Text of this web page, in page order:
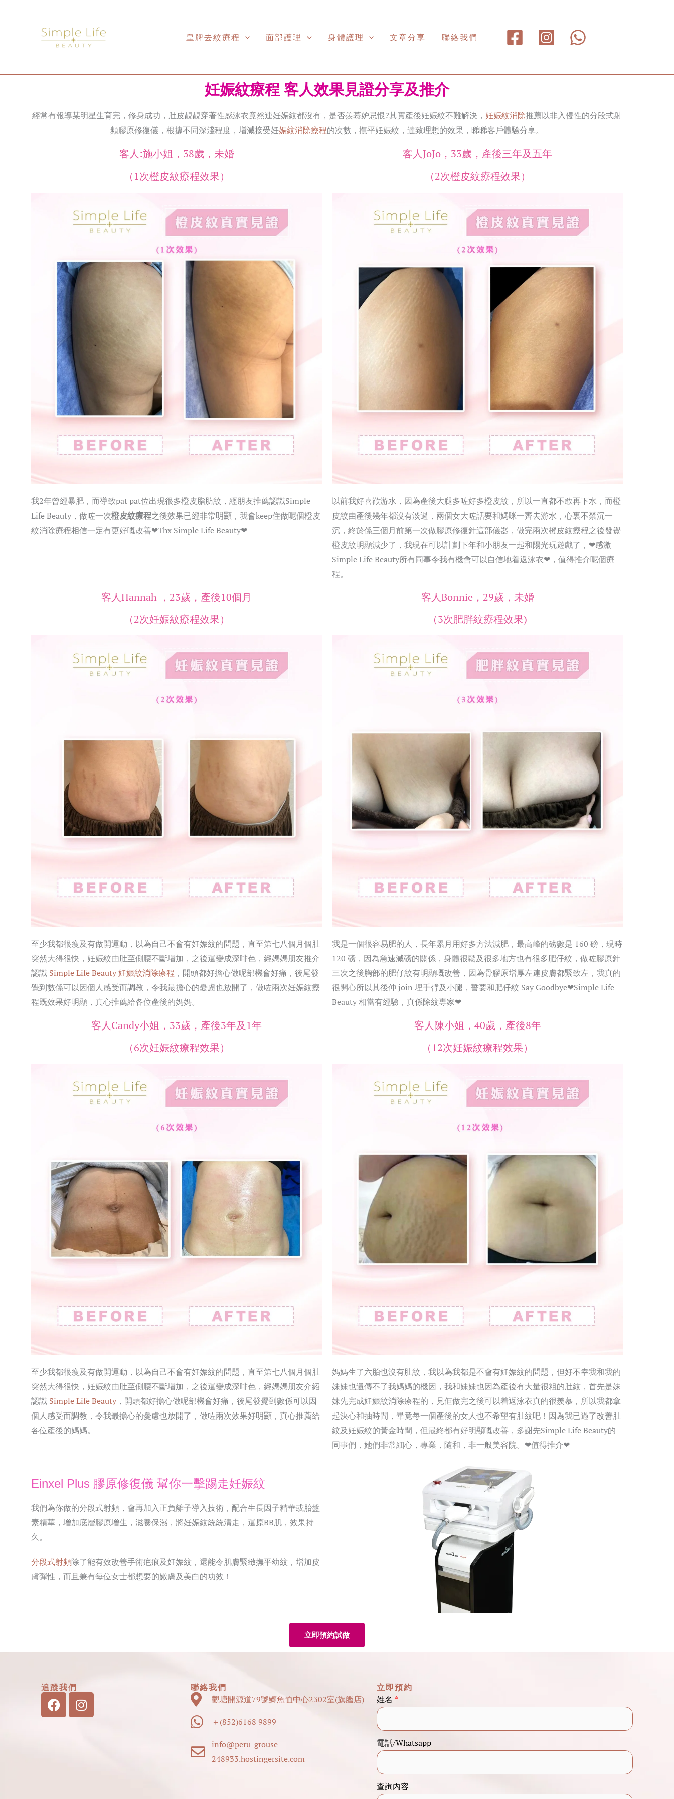
皇牌去紋療程 面部護理 身體護理 文章分享 聯絡我們
妊娠紋療程 客人效果見證分享及推介
經常有報導某明星生育完，修身成功，肚皮靚靚穿著性感泳衣竟然連妊娠紋都沒有，是否羨慕妒忌恨?其實產後妊娠紋不難解決， 妊娠紋消除推薦以非入侵性的分段式射
頻膠原修復儀，根據不同深淺程度，增減接受妊娠紋消除療程的次數，撫平妊娠紋，達致理想的效果，睇睇客戶體驗分享。
客人:施小姐，38歲，未婚
（1次橙皮紋療程效果）
我2年曾經暴肥，而導致pat pat位出現很多橙皮脂肪紋，經朋友推薦認識Simple
Life Beauty，做咗一次橙皮紋療程之後效果已經非常明顯，我會keep住做呢個橙皮
紋消除療程相信一定有更好嘅改善❤Thx Simple Life Beauty❤
客人JoJo，33歲，產後三年及五年
（2次橙皮紋療程效果）
以前我好喜歡游水，因為產後大腿多咗好多橙皮紋，所以一直都不敢再下水，而橙
皮紋由產後幾年都沒有淡過，兩個女大咗話要和媽咪一齊去游水，心裏不禁沉一
沉，終於係三個月前第一次做膠原修復針這部儀器，做完兩次橙皮紋療程之後發覺
橙皮紋明顯減少了，我現在可以計劃下年和小朋友一起和陽光玩遊戲了，❤感激
Simple Life Beauty所有同事令我有機會可以自信地着返泳衣❤，值得推介呢個療
程。
客人Hannah ，23歲，產後10個月
（2次妊娠紋療程效果）
至少我都很瘦及有做開運動，以為自己不會有妊娠紋的問題，直至第七八個月個肚
突然大得很快，妊娠紋由肚至側腰不斷增加，之後還變成深啡色，經媽媽朋友推介
認識 Simple Life Beauty 妊娠紋消除療程 ，開頭都好擔心做呢部機會好痛，後尾發
覺到數係可以因個人感受而調教，令我最擔心的憂慮也放開了，做咗兩次妊娠紋療
程既效果好明顯，真心推薦給各位產後的媽媽。
客人Bonnie，29歲，未婚
（3次肥胖紋療程效果)
我是一個很容易肥的人，長年累月用好多方法減肥，最高峰的磅數是 160 磅，現時
120 磅，因為急速減磅的關係，身體很鬆及很多地方也有很多肥仔紋，做咗膠原針
三次之後胸部的肥仔紋有明顯嘅改善，因為骨膠原增厚左連皮膚都緊致左，我真的
很開心所以其後仲 join 埋手臂及小腿，誓要和肥仔紋 Say Goodbye❤Simple Life
Beauty 相當有經驗，真係除紋専家❤
客人Candy小姐，33歲，產後3年及1年
（6次妊娠紋療程效果）
至少我都很瘦及有做開運動，以為自己不會有妊娠紋的問題，直至第七八個月個肚
突然大得很快，妊娠紋由肚至側腰不斷增加，之後還變成深啡色，經媽媽朋友介紹
認識 Simple Life Beauty ，開頭都好擔心做呢部機會好痛，後尾發覺到數係可以因
個人感受而調教，令我最擔心的憂慮也放開了，做咗兩次效果好明顯，真心推薦給
各位產後的媽媽。
客人陳小姐，40歲，產後8年
（12次妊娠紋療程效果）
媽媽生了六胎也沒有肚紋，我以為我都是不會有妊娠紋的問題，但好不幸我和我的
妹妹也遺傳不了我媽媽的機因，我和妹妹也因為產後有大量很粗的肚紋，首先是妹
妹先完成妊娠紋消除療程的，見佢做完之後可以着返泳衣真的很羨慕，所以我都拿
起決心和抽時間，畢竟每一個產後的女人也不希望有肚紋吧！因為我已過了改善肚
紋及妊娠紋的黃金時間，但最終都有好明顯嘅改善，多謝先Simple Life Beauty的
同事們，她們非常細心，專業，隨和，非一般美容院。❤值得推介❤
Einxel Plus 膠原修復儀 幫你一擊踢走妊娠紋
我們為你做的分段式射頻，會再加入正負離子導入技術，配合生長因子精華或胎盤
素精華，增加底層膠原增生，滋養保濕，將妊娠紋統統清走，還原BB肌，效果持
久。
分段式射頻除了能有效改善手術疤痕及妊娠紋，還能令肌膚緊緻撫平幼紋，增加皮
膚彈性，而且兼有每位女士都想要的嫩膚及美白的功效！
立即預約試做
追蹤我們
FacebookInstagram
聯絡我們
觀塘開源道79號鱷魚恤中心2302室(旗艦店)
＋(852)6168 9899
info@peru-grouse-
248933.hostingersite.com
立即預約
姓名 *
電
話
/
W
h
電話/Whatsapp
查詢內容